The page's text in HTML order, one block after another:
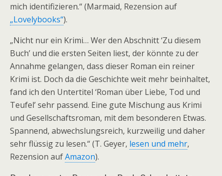
mich identifizieren.“ (Marmaid, Rezension auf
„Lovelybooks“).
„Nicht nur ein Krimi… Wer den Abschnitt ‘Zu diesem
Buch’ und die ersten Seiten liest, der könnte zu der
Annahme gelangen, dass dieser Roman ein reiner
Krimi ist. Doch da die Geschichte weit mehr beinhaltet,
fand ich den Untertitel ‘Roman über Liebe, Tod und
Teufel’ sehr passend. Eine gute Mischung aus Krimi
und Gesellschaftsroman, mit dem besonderen Etwas.
Spannend, abwechslungsreich, kurzweilig und daher
sehr flüssig zu lesen.“ (T. Geyer, lesen und mehr,
Rezension aufAmazon).